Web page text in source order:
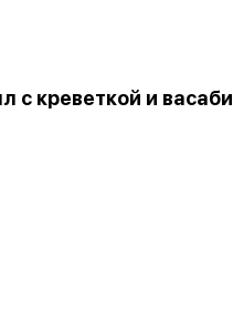
с креветкой и васаби